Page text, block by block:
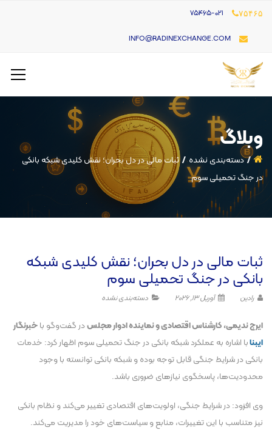
۷۵۴۶۵
INFO@RADINEXCHANGE.COM
وبلاگ
دسته‌بندی نشده
ثبات مالی در دل بحران؛ نقش کلیدی شبکه بانکی
در جنگ تحمیلی سوم
ثبات مالی در دل بحران؛ نقش کلیدی شبکه
بانکی در جنگ تحمیلی سوم
رادین آوریل 13, 2026 دسته‌بندی نشده
ایرج ندیمی، کارشناس اقتصادی و نماینده ادوار مجلسدر گفت‌و‌گو باخبرنگار
ایبنابا اشاره به عملکرد شبکه بانکی در جنگ تحمیلی سوم اظهار کرد: خدمات
بانکی در شرایط جنگی قابل توجه بوده و شبکه بانکی توانسته با وجود
محدودیت‌ها، پاسخگوی نیاز‌های ضروری باشد.
وی افزود: در شرایط جنگی، اولویت‌های اقتصادی تغییر می‌کند و نظام بانکی
نیز متناسب با این تغییرات، منابع و سیاست‌های خود را مدیریت می‌کند.